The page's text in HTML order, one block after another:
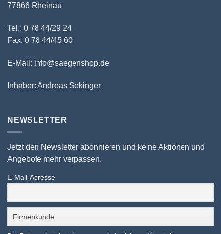
77866 Rheinau
Tel.: 0 78 44/29 24
Fax: 0 78 44/45 60
E-Mail: info@saegenshop.de
Inhaber: Andreas Sekinger
NEWSLETTER
Jetzt den Newsletter abonnieren und keine Aktionen und
Angebote mehr verpassen.
E-Mail-Adresse